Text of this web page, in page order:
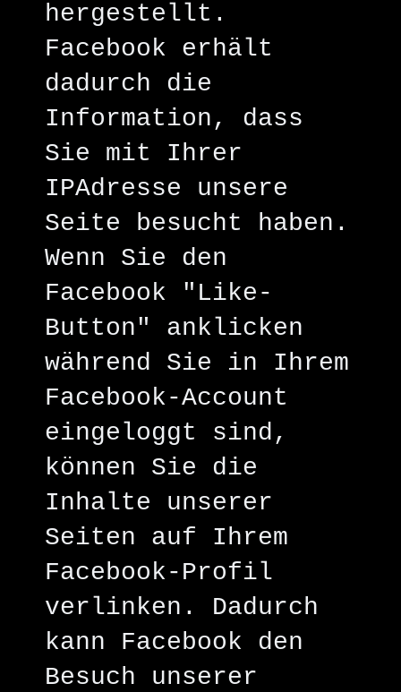
hergestellt.
Facebook erhält
dadurch die
Information, dass
Sie mit Ihrer
IPAdresse unsere
Seite besucht haben.
Wenn Sie den
Facebook "Like-
Button" anklicken
während Sie in Ihrem
Facebook-Account
eingeloggt sind,
können Sie die
Inhalte unserer
Seiten auf Ihrem
Facebook-Profil
verlinken. Dadurch
kann Facebook den
Besuch unserer